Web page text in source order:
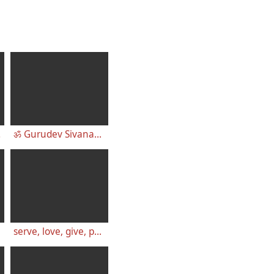
ॐ Gurudev Sivananda ॐ
serve, love, give, purify, meditate, realize - Erläuterung und Übersetzung 53